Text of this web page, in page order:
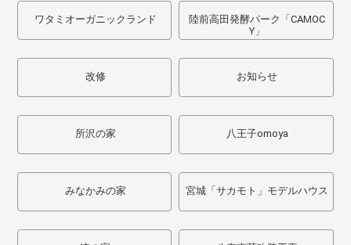
ワタミオーガニックランド
陸前高田発酵パーク「CAMOC
Y」
改修 お知らせ
所沢の家 八王子omoya
みなかみの家 宮城「サカモト」モデルハウス